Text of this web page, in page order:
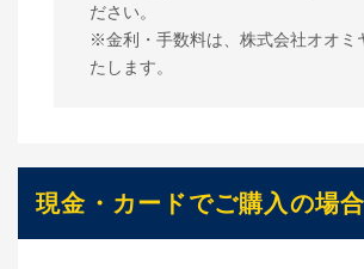
ださい。
※金利・手数料は、株式会社オオミ
たします。
現金・カードでご購入の場合